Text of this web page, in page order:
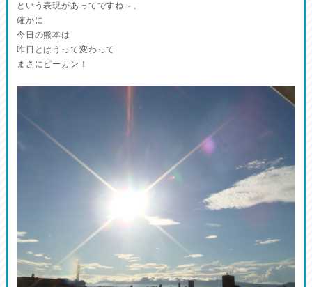
という表現があってですね～。
確かに
今日の熊本は
昨日とはうって変わって
まさにピーカン！